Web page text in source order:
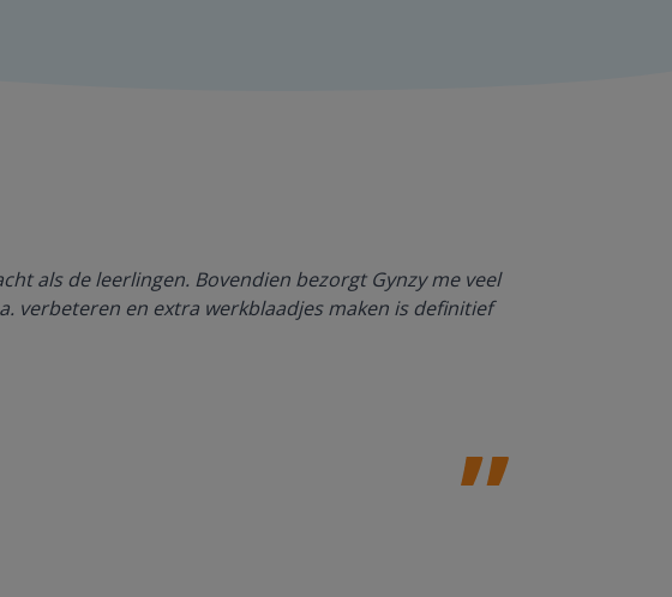
als de leerlingen. Bovendien bezorgt Gynzy me veel
verbeteren en extra werkblaadjes maken is definitief